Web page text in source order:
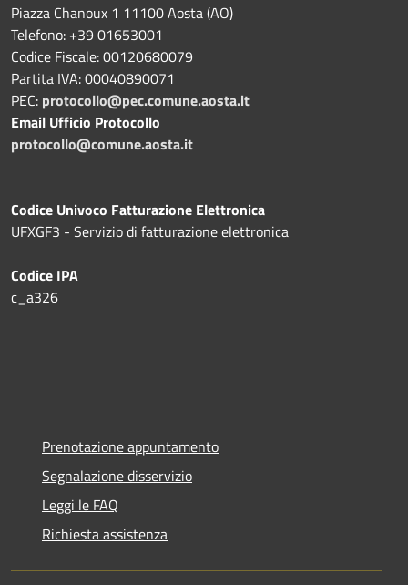
Piazza Chanoux 1 11100 Aosta (AO)
Telefono: +39 01653001
Codice Fiscale: 00120680079
Partita IVA: 00040890071
PEC: protocollo@pec.comune.aosta.it
Email Ufficio Protocollo
protocollo@comune.aosta.it
Codice Univoco Fatturazione Elettronica
UFXGF3 - Servizio di fatturazione elettronica
Codice IPA
c_a326
Prenotazione appuntamento
Segnalazione disservizio
Leggi le FAQ
Richiesta assistenza